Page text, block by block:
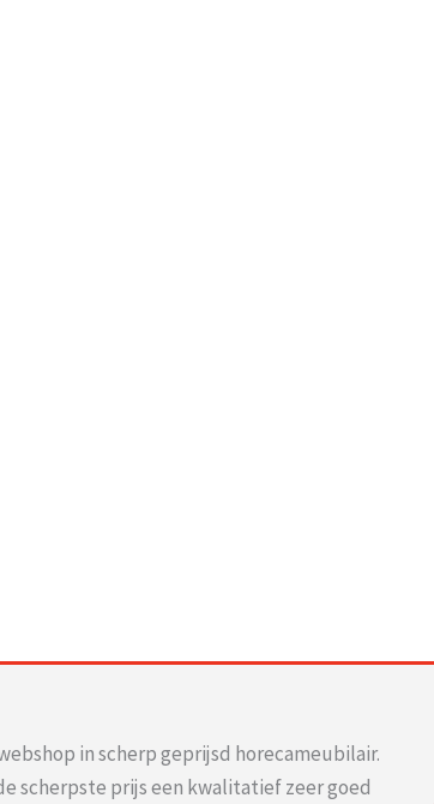
in scherp geprijsd horecameubilair.
scherpste prijs een kwalitatief zeer goed